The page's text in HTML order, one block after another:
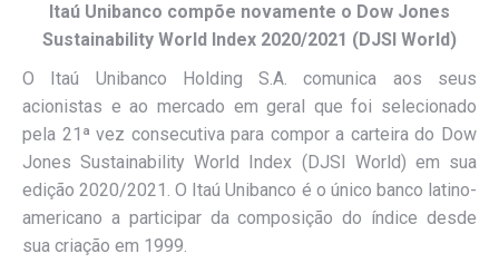
Itaú Unibanco compõe novamente o Dow Jones
Sustainability World Index 2020/2021 (DJSI World)
O Itaú Unibanco Holding S.A. comunica aos seus
acionistas e ao mercado em geral que foi selecionado
pela 21ª vez consecutiva para compor a carteira do Dow
Jones Sustainability World Index (DJSI World) em sua
edição 2020/2021. O Itaú Unibanco é o único banco latino-
americano a participar da composição do índice desde
sua criação em 1999.